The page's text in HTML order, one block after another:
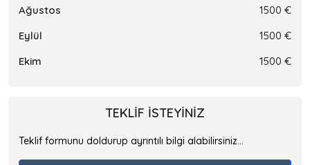
Ağustos
1500 €
Eylül
1500 €
Ekim
1500 €
TEKLIF ISTEYINIZ
Teklif formunu doldurup ayrıntılı bilgi alabilirsiniz...